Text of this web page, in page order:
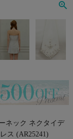
ネック ネクタイデ
ス (AR25241)